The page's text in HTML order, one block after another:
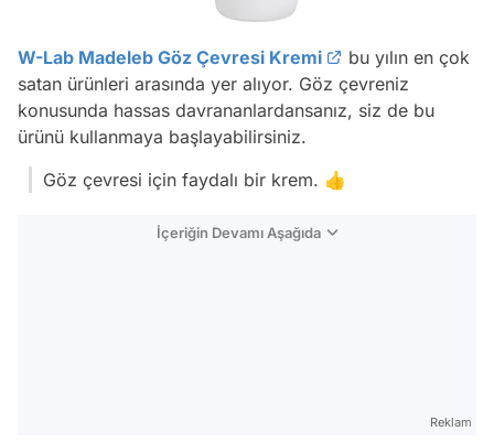
W-Lab Madeleb Göz Çevresi Kremi
bu yılın en çok
satan ürünleri arasında yer alıyor. Göz çevreniz
konusunda hassas davrananlardansanız, siz de bu
ürünü kullanmaya başlayabilirsiniz.
Göz çevresi için faydalı bir krem. 👍
İçeriğin Devamı Aşağıda
Reklam